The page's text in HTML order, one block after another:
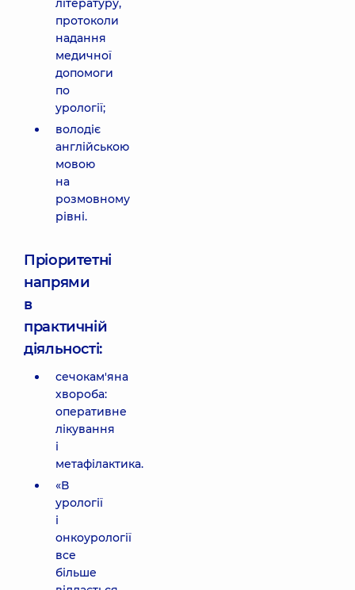
літературу,
протоколи
надання
медичної
допомоги
по
урології;
володіє
англійською
мовою
на
розмовному
рівні.
Пріоритетні
напрями
в
практичній
діяльності:
сечокам'яна
хвороба:
оперативне
лікування
і
метафілактика.
«В
урології
і
онкоурології
все
більше